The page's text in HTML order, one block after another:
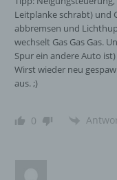
Leitplanke schrabt) und
abbremsen und
wechselt Gas Gas Gas.
Spur ein andere Auto
Wirst wieder neu
aus. ;)
0
der
mit
InnoMobile
18069